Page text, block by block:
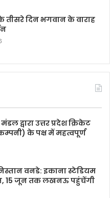
तीसरे दिन भगवान के वाराह
द्वारा उत्तर प्रदेश क्रिकेट
के पक्ष में महत्वपूर्ण
वनडे: इकाना स्टेडियम
15 जून तक लखनऊ पहुंचेंगी